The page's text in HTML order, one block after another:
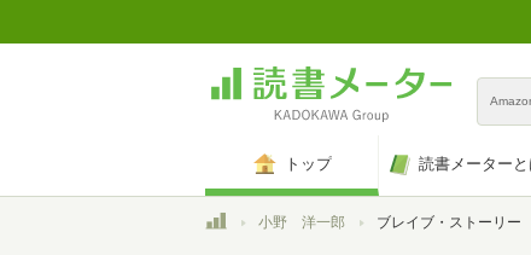
トップ 読書メーターと
トップ小野 洋一郎 ブレイブ・ストーリー 新説 ２０